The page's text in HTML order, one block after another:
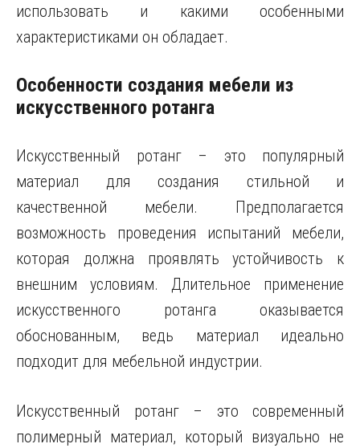
использовать и какими особенными
характеристиками он обладает.
Особенности создания мебели из
искусственного ротанга
Искусственный ротанг – это популярный
материал для создания стильной и
качественной мебели. Предполагается
возможность проведения испытаний мебели,
которая должна проявлять устойчивость к
внешним условиям. Длительное применение
искусственного ротанга оказывается
обоснованным, ведь материал идеально
подходит для мебельной индустрии.
Искусственный ротанг – это современный
полимерный материал, который визуально не